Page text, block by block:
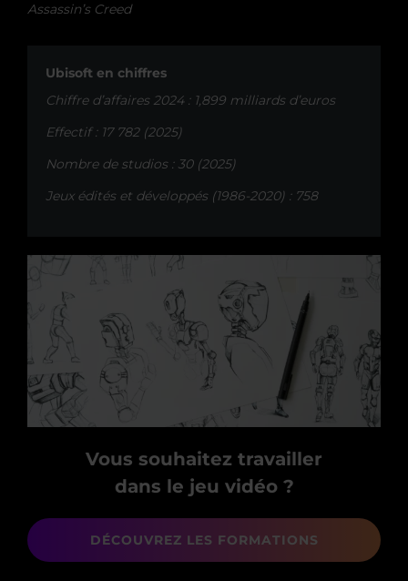
Assassin’s Creed
Ubisoft en chiffres
Chiffre d’affaires 2024 : 1,899 milliards d’euros
Effectif : 17 782 (2025)
Nombre de studios : 30 (2025)
Jeux édités et développés (1986-2020) : 758
Vous souhaitez travailler
dans le jeu vidéo ?
DÉCOUVREZ LES FORMATIONS